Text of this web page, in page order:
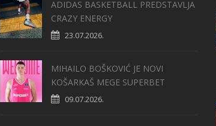
ADIDAS BASKETBALL PREDSTAVLJA
CRAZY ENERGY
23.07.2026.
MIHAILO BOŠKOVIĆ JE NOVI
KOŠARKAŠ MEGE SUPERBET
09.07.2026.